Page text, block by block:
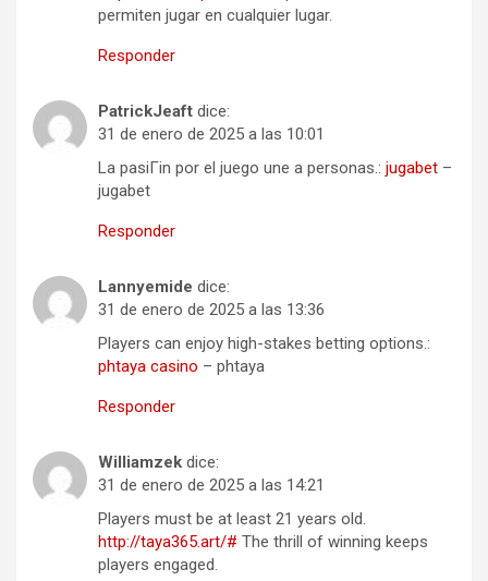
permiten jugar en cualquier lugar.
Responder
PatrickJeaft dice:
31 de enero de 2025 a las 10:01
La pasiГіn por el juego une a personas.: jugabet –
jugabet
Responder
Lannyemide dice:
31 de enero de 2025 a las 13:36
Players can enjoy high-stakes betting options.:
phtaya casino – phtaya
Responder
Williamzek dice:
31 de enero de 2025 a las 14:21
Players must be at least 21 years old.
http://taya365.art/# The thrill of winning keeps
players engaged.